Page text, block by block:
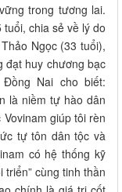
trong tương lai.
chia sẻ về lý do
Ngọc (33 tuổi),
đạt huy chương bạc
Nai cho biết:
là niềm tự hào dân
giúp tôi rèn
tự tôn dân tộc và
có hệ thống kỹ
cùng tinh thần